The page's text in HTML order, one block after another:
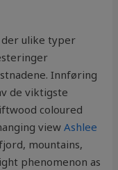
ulike typer
Innføring
de viktigste
coloured
viewAshlee
mountains,
phenomenon as